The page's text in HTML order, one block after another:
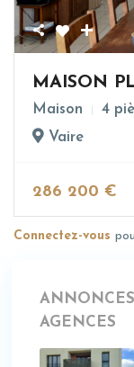
MAISON
Maison 4
Vaire
286 200 €
Connectez-vous
AGENCES